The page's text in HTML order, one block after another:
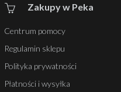
Zakupy w Peka
Centrum pomocy
Regulamin sklepu
Polityka prywatności
Płatności i wysyłka